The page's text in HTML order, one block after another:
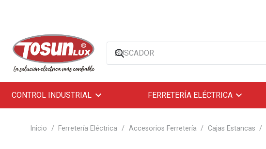
CONTROL INDUSTRIAL FERRETERÍA ELÉCTRICA
Inicio / Ferretería Eléctrica / Accesorios Ferretería / Cajas Estancas /